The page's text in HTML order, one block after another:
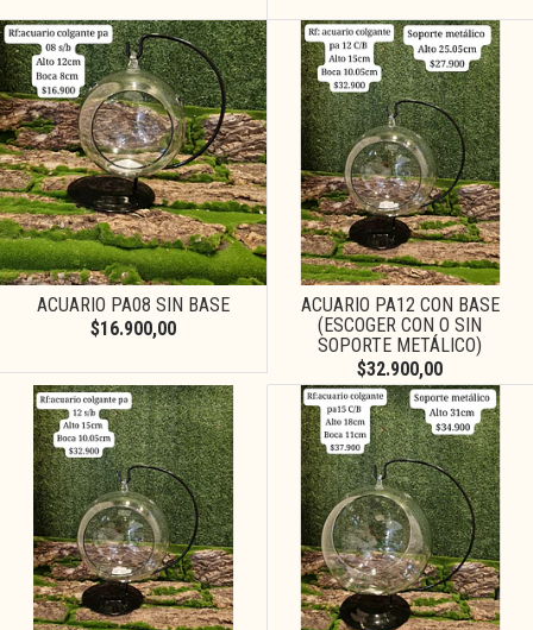
ACUARIO PA08 SIN BASE
$16.900,00
ACUARIO PA12 CON BASE
(ESCOGER CON O SIN
SOPORTE METÁLICO)
$32.900,00